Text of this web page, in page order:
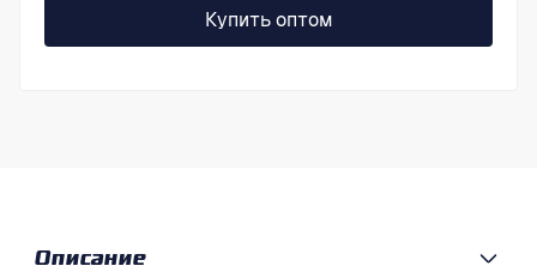
Купить оптом
Описание